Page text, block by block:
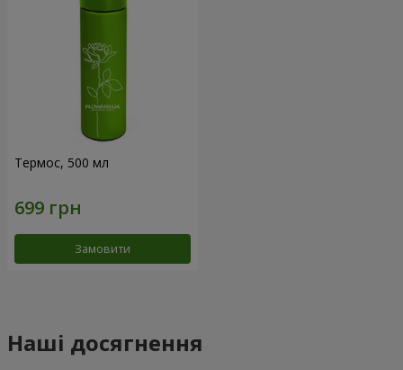
Термос, 500 мл
Замовити
Наші досягнення